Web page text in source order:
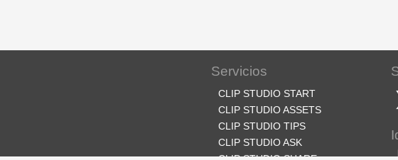
Servicios
CLIP STUDIO START
CLIP STUDIO ASSETS
CLIP STUDIO TIPS
CLIP STUDIO ASK